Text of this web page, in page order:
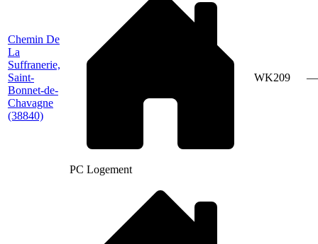
Chemin De
La
Suffranerie,
Saint-
Bonnet-de-
Chavagne
(38840)
PC Logement
WK209 —